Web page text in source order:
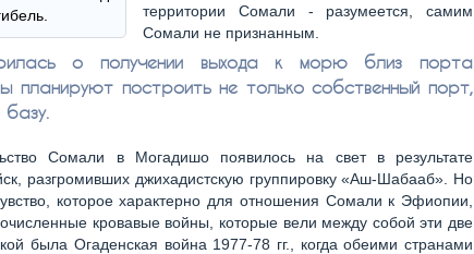
территории Сомали - разумеется, самим
Сомали не признанным.
о получении выхода к морю близ порта
планируют построить не только собственный порт,
Сомали в Могадишо появилось на свет в результате
разгромивших джихадистскую группировку «Аш-Шабааб». Но
которое характерно для отношения Сомали к Эфиопии,
кровавые войны, которые вели между собой эти две
была Огаденская война 1977-78 гг., когда обеими странами